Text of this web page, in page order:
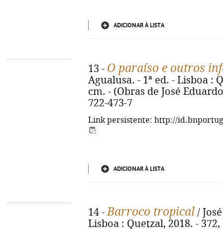
ADICIONAR À LISTA
13 - O paraíso e outros
Agualusa. - 1ª ed. - Lisboa :
cm. - (Obras de José
722-473-7
Link persistente: http://
ADICIONAR À LISTA
14 -Barroco tropical /
Lisboa : Quetzal, 2018. -